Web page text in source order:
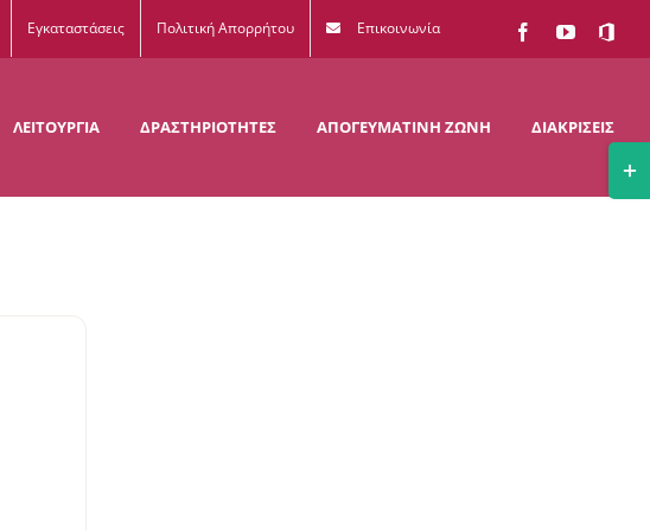
Εγκαταστάσεις Πολιτική Απορρήτου Επικοινωνία FacebookYouTube
Office
ΛΕΙΤΟΥΡΓΙΑ ΔΡΑΣΤΗΡΙΟΤΗΤΕΣ ΑΠΟΓΕΥΜΑΤΙΝΗ ΖΩΝΗ ΔΙΑΚΡΙΣΕΙΣ